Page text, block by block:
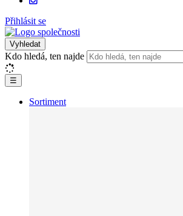
Přihlásit se
Vyhledat
Kdo hledá, ten najde
☰
Sortiment